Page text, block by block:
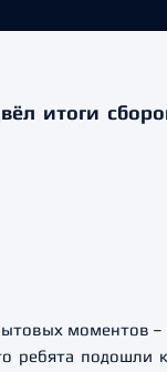
итоги
моментов
ребята подошли